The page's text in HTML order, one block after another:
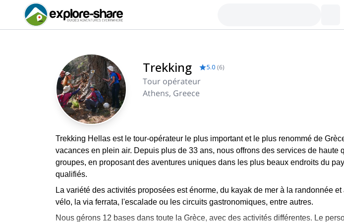
Trekking 5.0 (6)
Tour opérateur
Athens, Greece
Trekking Hellas est le tour-opérateur le plus important et le plus renommé de
vacances en plein air. Depuis plus de 33 ans, nous offrons des services de haute
groupes, en proposant des aventures uniques dans les plus beaux endroits du
qualifiés.
La variété des activités proposées est énorme, du kayak de mer à la randonnée
vélo, la via ferrata, l'escalade ou les circuits gastronomiques, entre autres.
Nous gérons 12 bases dans toute la Grèce, avec des activités différentes. Le